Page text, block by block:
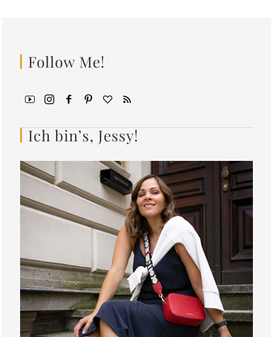
Follow Me!
Ich bin’s, Jessy!